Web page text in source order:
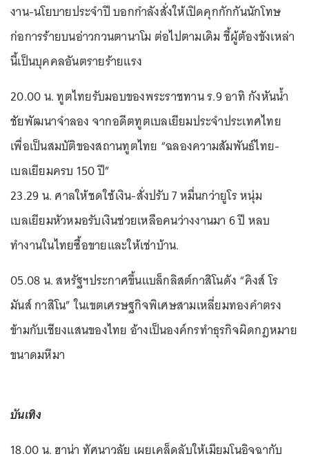
งาน-นโยบายประจำปี บอกกำลังสั่งให้เปิดคุกกักกันนักโทษ
ก่อการร้ายบนอ่าวกวนตานาโม ต่อไปตามเดิม ชี้ผู้ต้องขังเหล่า
นี้เป็นบุคคลอันตรายร้ายแรง
20.00 น. ทูตไทยรับมอบของพระราชทาน ร.9 อาทิ กังหันน้ำ
ชัยพัฒนาจำลอง จากอดีตทูตเบลเยียมประจำประเทศไทย
เพื่อเป็นสมบัติของสถานทูตไทย “ฉลองความสัมพันธ์ไทย-
เบลเยียมครบ 150 ปี”
23.29 น. ศาลให้ชดใช้เงิน-สั่งปรับ 7 หมื่นกว่ายูโร หนุ่ม
เบลเยียมหัวหมอรับเงินช่วยเหลือคนว่างงานมา 6 ปี หลบ
ทำงานในไทยซื้อขายและให้เช่าบ้าน.
05.08 น. สหรัฐฯประกาศขึ้นแบล็กลิสต์กาสิโนดัง “คิงส์ โร
มันส์ กาสิโน” ในเขตเศรษฐกิจพิเศษสามเหลี่ยมทองคำตรง
ข้ามกับเชียงแสนของไทย อ้างเป็นองค์กรทำธุรกิจผิดกฎหมาย
ขนาดมหึมา
บันเทิง
18.00 น. ฮาน่า ทัศนาวลัย เผยเคล็ดลับให้เมียมโนอิจฉากับ